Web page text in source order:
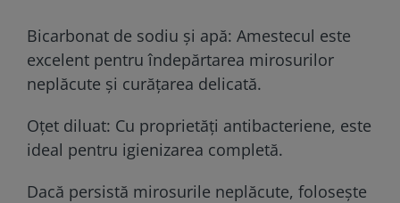
Bicarbonat de sodiu și apă: Amestecul este
excelent pentru îndepărtarea mirosurilor
neplăcute și curățarea delicată.
Oțet diluat: Cu proprietăți antibacteriene, este
ideal pentru igienizarea completă.
Dacă persistă mirosurile neplăcute, folosește